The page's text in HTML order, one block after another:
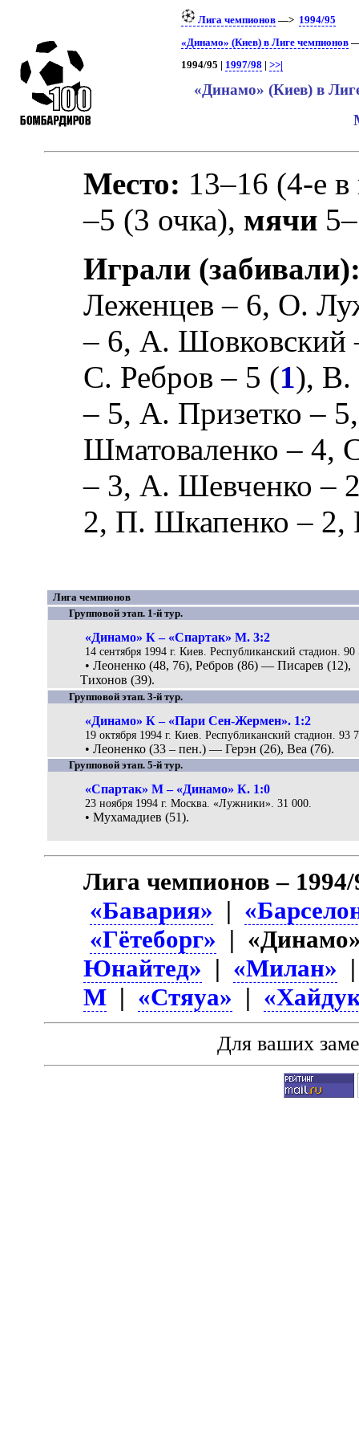
Лига чемпионов —> 1994/95
«Динамо» (Киев) в Лиге чемпионов
1994/95 | 1997/98 |>>|
«Динамо» (Киев) в
Место: 13–16 (4-е
–5 (3 очка), мячи
Играли
Леженцев – 6, О.
– 6, А. Шовковский
С. Ребров – 5 (1), В.
– 5, А. Призетко –
Шматоваленко – 4,
– 3, А. Шевченко –
2, П. Шкапенко – 2,
Лига чемпионов
Групповой этап. 1-й тур.
«Динамо» К – «Спартак» М. 3:2
14 сентября 1994 г. Киев. Республиканский стадион. 90
• Леоненко (48, 76), Ребров (86) — Писарев (12),
Тихонов (39).
Групповой этап. 3-й тур.
«Динамо» К – «Пари Сен-Жермен». 1:2
19 октября 1994 г. Киев. Республиканский стадион. 93
• Леоненко (33 – пен.) — Герэн (26), Веа (76).
Групповой этап. 5-й тур.
«Спартак» М – «Динамо» К. 1:0
23 ноября 1994 г. Москва. «Лужники». 31 000.
• Мухамадиев (51).
Лига чемпионов –
«Бавария» |
«Гётеборг» |
Юнайтед» | «Милан»
М | «Стяуа» |
Для ваших